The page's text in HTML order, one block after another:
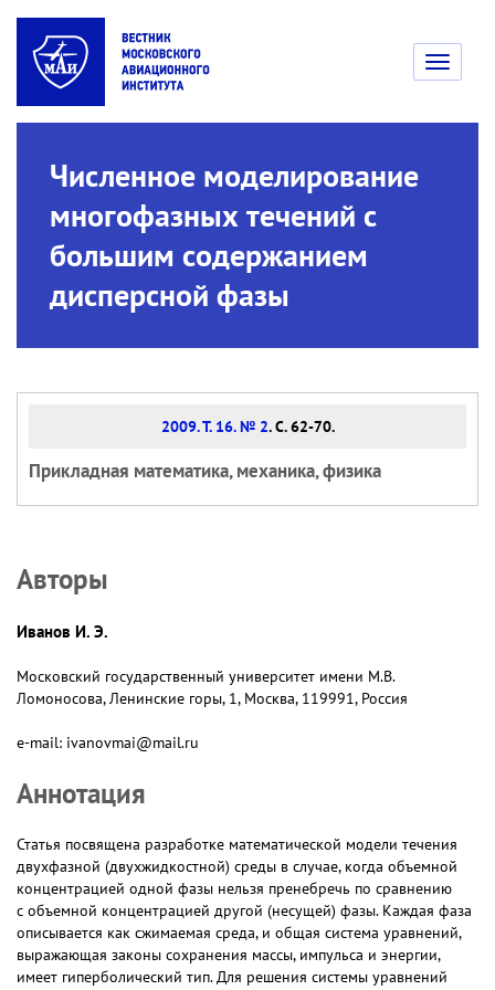
Toggle
Численное моделирование
многофазных течений с
большим содержанием
дисперсной фазы
2009. Т. 16. № 2. С. 62-70.
Прикладная математика, механика, физика
Авторы
Иванов И. Э.
Московский государственный университет имени М.В.
Ломоносова, Ленинские горы, 1, Москва, 119991, Россия
e-mail: ivanovmai@mail.ru
Аннотация
Статья посвящена разработке математической модели течения
двухфазной (двухжидкостной) среды в случае, когда объемной
концентрацией одной фазы нельзя пренебречь по сравнению
с объемной концентрацией другой (несущей) фазы. Каждая фаза
описывается как сжимаемая среда, и общая система уравнений,
выражающая законы сохранения массы, импульса и энергии,
имеет гиперболический тип. Для решения системы уравнений